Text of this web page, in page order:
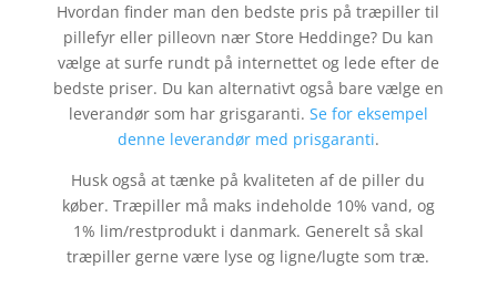
Hvordan finder man den bedste pris på træpiller til
pillefyr eller pilleovn nær Store Heddinge? Du kan
vælge at surfe rundt på internettet og lede efter de
bedste priser. Du kan alternativt også bare vælge en
leverandør som har grisgaranti. Se for eksempel
denne leverandør med prisgaranti.
Husk også at tænke på kvaliteten af de piller du
køber. Træpiller må maks indeholde 10% vand, og
1% lim/restprodukt i danmark. Generelt så skal
træpiller gerne være lyse og ligne/lugte som træ.